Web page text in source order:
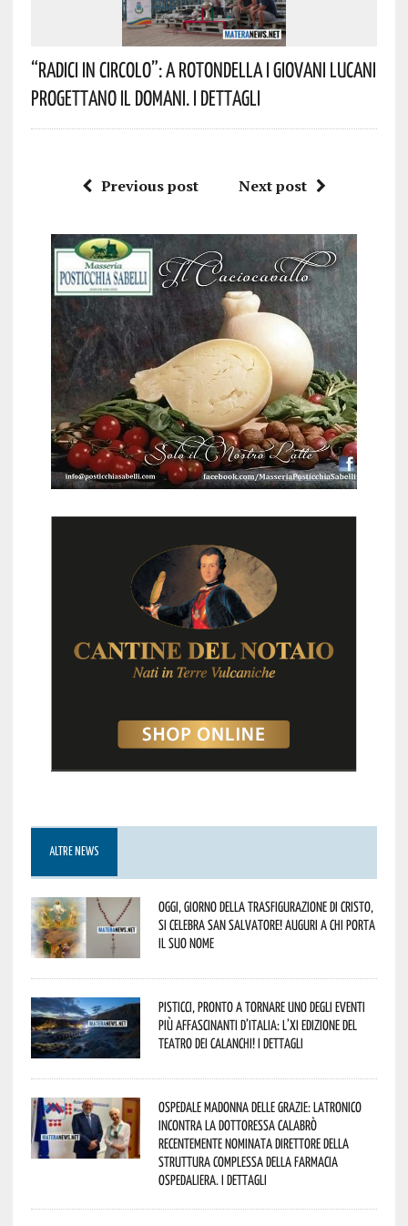
“Radici In Circolo”: A Rotondella I Giovani Lucani
Progettano Il Domani. I Dettagli
Previous post Next post
ALTRE NEWS
Oggi, giorno della Trasfigurazione di Cristo,
si celebra San Salvatore! Auguri a chi porta
il suo nome
Pisticci, pronto a tornare uno degli eventi
più affascinanti d’Italia: l’XI edizione del
Teatro dei Calanchi! I dettagli
Ospedale Madonna delle Grazie: Latronico
incontra la dottoressa Calabrò
recentemente nominata Direttore della
Struttura Complessa della Farmacia
Ospedaliera. I dettagli